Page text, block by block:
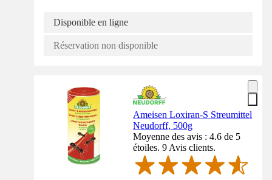
Disponible en ligne
Réservation non disponible
Ameisen Loxiran-S Streumittel
Neudorff, 500g
Moyenne des avis : 4.6 de 5
étoiles. 9 Avis clients.